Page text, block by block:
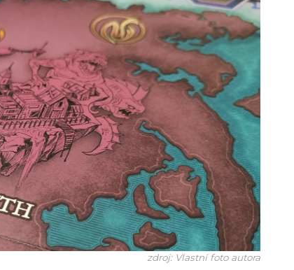
zdroj: Vlastní foto autora